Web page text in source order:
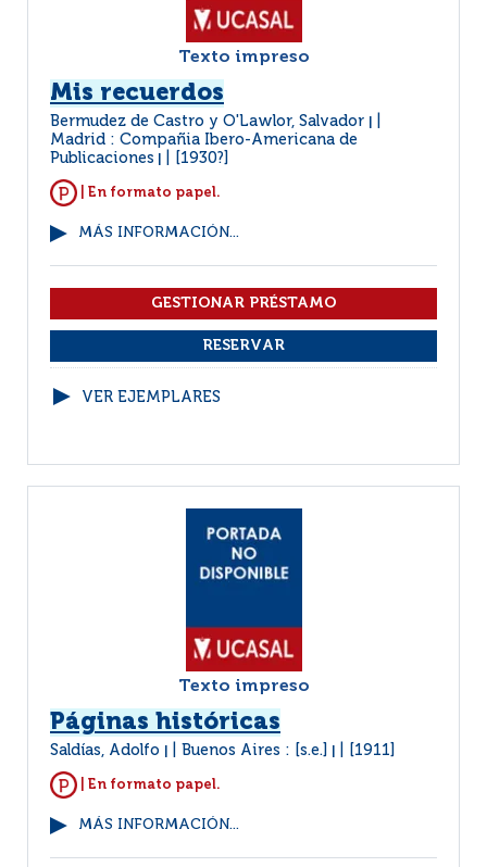
Texto impreso
Mis recuerdos
Bermudez de Castro y O'Lawlor, Salvador
Madrid : Compañia Ibero-Americana de
Publicaciones
[1930?]
| En formato papel.
MÁS INFORMACIÓN...
VER EJEMPLARES
Texto impreso
Páginas históricas
Saldías, Adolfo Buenos Aires : [s.e.] [1911]
| En formato papel.
MÁS INFORMACIÓN...